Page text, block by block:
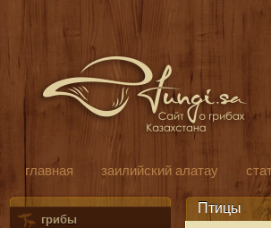
главная заилийский алатау
грибы
Птицы